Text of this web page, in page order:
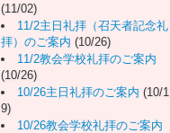
(11/02)
11/2主日礼拝（召天者記念礼
拝）のご案内 (10/26)
11/2教会学校礼拝のご案内
(10/26)
10/26主日礼拝のご案内 (10/1
9)
10/26教会学校礼拝のご案内